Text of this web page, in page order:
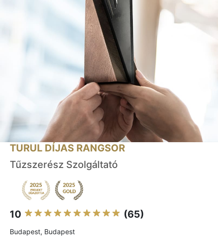
TURUL DÍJAS RANGSOR
Tűzszerész Szolgáltató
10 (65)
Budapest, Budapest